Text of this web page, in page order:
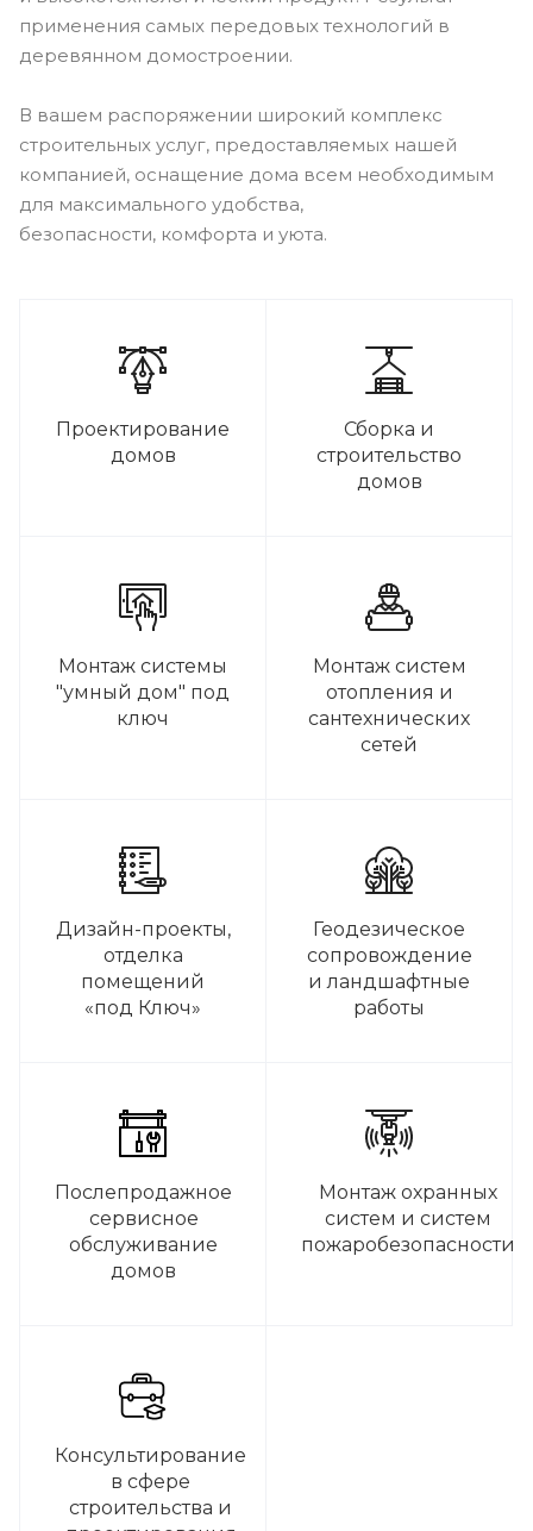
применения самых передовых технологий в
деревянном домостроении.
В вашем распоряжении широкий комплекс
строительных услуг, предоставляемых нашей
компанией, оснащение дома всем необходимым
для максимального удобства,
безопасности, комфорта и уюта.
Проектирование
домов
Сборка и
строительство
домов
Монтаж системы
"умный дом" под
ключ
Монтаж систем
отопления и
сантехнических
сетей
Дизайн-проекты,
отделка
помещений
«под Ключ»
Геодезическое
сопровождение
и ландшафтные
работы
Послепродажное
сервисное
обслуживание
домов
Монтаж охранных
систем и систем
пожаробезопасности
Консультирование
в сфере
строительства и